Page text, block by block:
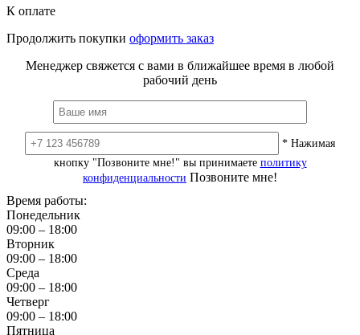
К оплате
Продолжить покупки оформить заказ
Менеджер свяжется с вами в ближайшее время в любой
рабочий день
* Нажимая
кнопку "Позвоните мне!" вы принимаете политику
конфиденциальности Позвоните мне!
Время работы:
Понедельник
09:00 – 18:00
Вторник
09:00 – 18:00
Среда
09:00 – 18:00
Четверг
09:00 – 18:00
Пятница